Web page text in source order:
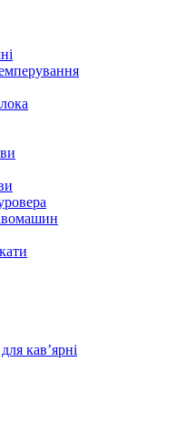
кав’ярні